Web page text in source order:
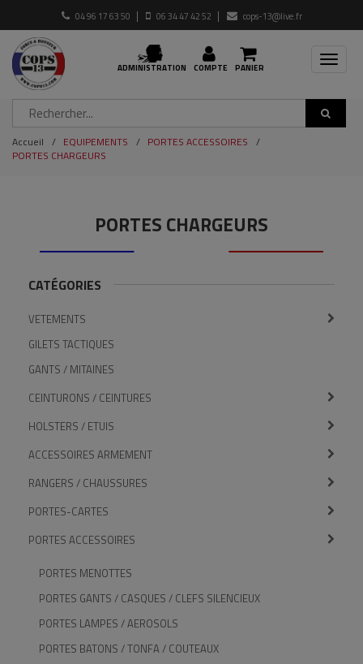
04 96 17 63 50 06 34 47 42 52 cops-13@live.fr
PANIER
COMPTE
ADMINISTRATION
Toggle
Accueil EQUIPEMENTS
PORTES ACCESSOIRES
PORTES CHARGEURS
PORTES CHARGEURS
CATÉGORIES
VETEMENTS
GILETS TACTIQUES
GANTS / MITAINES
CEINTURONS / CEINTURES
HOLSTERS / ETUIS
ACCESSOIRES ARMEMENT
RANGERS / CHAUSSURES
PORTES-CARTES
PORTES ACCESSOIRES
PORTES MENOTTES
PORTES GANTS / CASQUES / CLEFS SILENCIEUX
PORTES LAMPES / AEROSOLS
PORTES BATONS / TONFA / COUTEAUX